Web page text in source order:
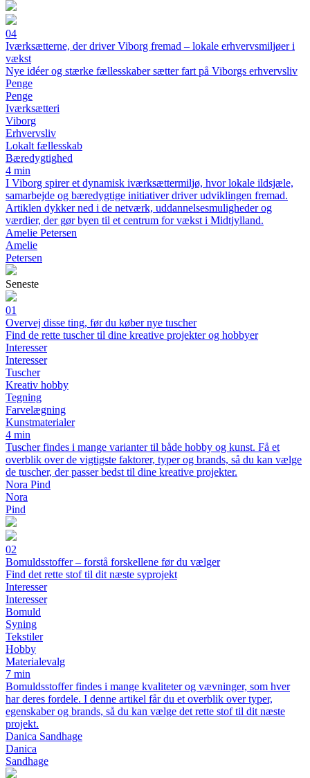
04
Iværksætterne, der driver Viborg fremad – lokale erhvervsmiljøer i
vækst
Nye idéer og stærke fællesskaber sætter fart på Viborgs erhvervsliv
Penge
Penge
Iværksætteri
Viborg
Erhvervsliv
Lokalt fællesskab
Bæredygtighed
4 min
I Viborg spirer et dynamisk iværksættermiljø, hvor lokale ildsjæle,
samarbejde og bæredygtige initiativer driver udviklingen fremad.
Artiklen dykker ned i de netværk, uddannelsesmuligheder og
værdier, der gør byen til et centrum for vækst i Midtjylland.
Amelie Petersen
Amelie
Petersen
Seneste
01
Overvej disse ting, før du køber nye tuscher
Find de rette tuscher til dine kreative projekter og hobbyer
Interesser
Interesser
Tuscher
Kreativ hobby
Tegning
Farvelægning
Kunstmaterialer
4 min
Tuscher findes i mange varianter til både hobby og kunst. Få et
overblik over de vigtigste faktorer, typer og brands, så du kan vælge
de tuscher, der passer bedst til dine kreative projekter.
Nora Pind
Nora
Pind
02
Bomuldsstoffer – forstå forskellene før du vælger
Find det rette stof til dit næste syprojekt
Interesser
Interesser
Bomuld
Syning
Tekstiler
Hobby
Materialevalg
7 min
Bomuldsstoffer findes i mange kvaliteter og vævninger, som hver
har deres fordele. I denne artikel får du et overblik over typer,
egenskaber og brands, så du kan vælge det rette stof til dit næste
projekt.
Danica Sandhage
Danica
Sandhage